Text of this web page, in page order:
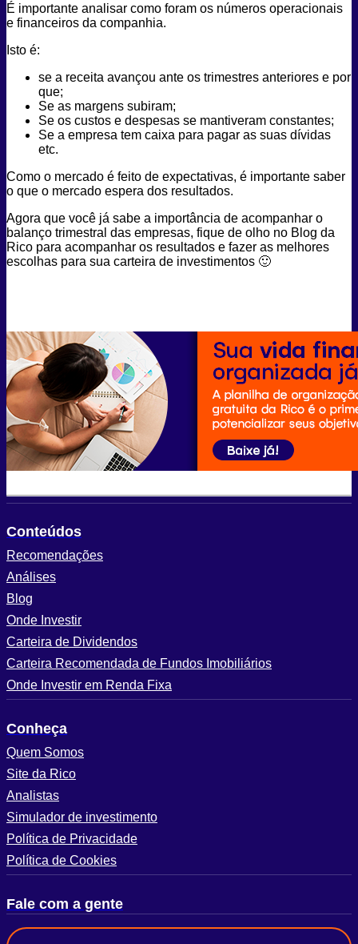
É importante analisar como foram os números operacionais
e financeiros da companhia.
Isto é:
se a receita avançou ante os trimestres anteriores e por
que;
Se as margens subiram;
Se os custos e despesas se mantiveram constantes;
Se a empresa tem caixa para pagar as suas dívidas
etc.
Como o mercado é feito de expectativas, é importante saber
o que o mercado espera dos resultados.
Agora que você já sabe a importância de acompanhar o
balanço trimestral das empresas, fique de olho no Blog da
Rico para acompanhar os resultados e fazer as melhores
escolhas para sua carteira de investimentos 🙂
Conteúdos
Recomendações
Análises
Blog
Onde Investir
Carteira de Dividendos
Carteira Recomendada de Fundos Imobiliários
Onde Investir em Renda Fixa
Conheça
Quem Somos
Site da Rico
Analistas
Simulador de investimento
Política de Privacidade
Política de Cookies
Fale com a gente